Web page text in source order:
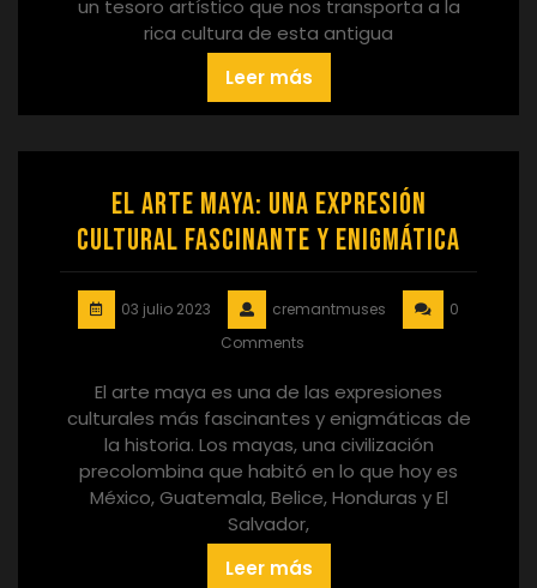
un tesoro artístico que nos transporta a la
rica cultura de esta antigua
Leer más
El Arte Maya: Una Expresión
Cultural Fascinante y Enigmática
03 julio 2023 cremantmuses
0
Comments
El arte maya es una de las expresiones
culturales más fascinantes y enigmáticas de
la historia. Los mayas, una civilización
precolombina que habitó en lo que hoy es
México, Guatemala, Belice, Honduras y El
Salvador,
Leer más